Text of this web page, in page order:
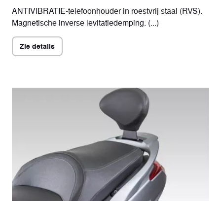
ANTIVIBRATIE-telefoonhouder in roestvrij staal (RVS).
Magnetische inverse levitatiedemping. (...)
Zie details